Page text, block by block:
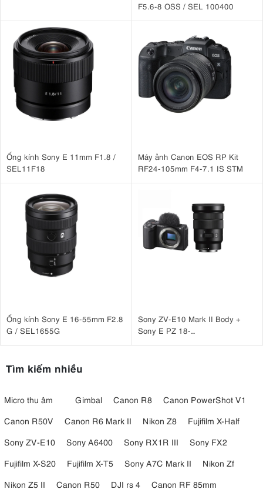
F5.6-8 OSS / SEL 100400
Ống kính Sony E 11mm F1.8 /
SEL11F18
Máy ảnh Canon EOS RP Kit
RF24-105mm F4-7.1 IS STM
Ống kính Sony E 16-55mm F2.8
G / SEL1655G
Sony ZV-E10 Mark II Body +
Sony E PZ 18-
Tìm kiếm nhiều
Micro thu âm Gimbal Canon R8
Canon PowerShot V1
Canon R50V
Canon R6 Mark II Nikon Z8
Fujifilm X-Half
Sony ZV-E10
Sony A6400 Sony RX1R III
Sony FX2
Fujifilm X-S20
Fujifilm X-T5 Sony A7C Mark II
Nikon Zf
Nikon Z5 II
Canon R50 DJI rs 4
Canon RF 85mm